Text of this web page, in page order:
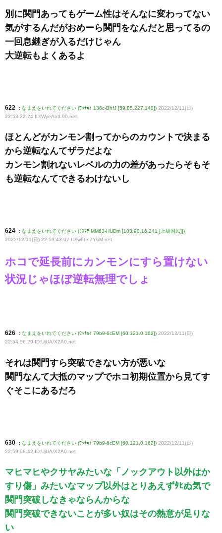
別に関門あってもゲーム性はそんなに変わってない
気がするんだがおめーら関門をなんだと思ってるの
一回息継ぎが入るだけじゃん
大逆転もよくあるよ
622 : なまえをいれてください (ﾜｯﾁｮｲ 136c-BhfJ [59.85.227.140]) 2022/12/11(日)
22:53:22.24 ID:WyeAotL90 .net
ほとんどがカンモン割ってからのカウントで決まる
から逆転なんてザラだよな
カンモン割れないレベルの力の差があったらそもそ
も逆転なんてできるわけないし
624 : なまえをいれてください (ｸｽﾏﾃ MM63-HUDm [103.90.16.241 [上級国民]])
2022/12/11(日) 22:53:43.07 ID:whteIZY6M .net
ホコで延長前にカンモンにすら置けない
状況じゃほぼ逆転無理でしょ
626 : なまえをいれてください (ﾜｯﾁｮｲ 79b9-6cEM [60.121.0.162]) 2022/12/11(日)
22:54:56.29 ID:UjUA/X2A0.net
それは関門すら突破できない方が悪いな
関門なんて大抵のマップでホコ初期位置から見てす
ぐそこにあるだろ
630 : なまえをいれてください (ﾜｯﾁｮｲ 79b9-6cEM [60.121.0.162]) 2022/12/11(日)
22:59:08.42 ID:UjUA/X2A0 .net
マヒマヒやクサヤみたいな「ノックアウト以外はか
すり傷」みたいなマップ以外はとりあえずﾀﾋぬ気で
関門突破しなきゃならんからな
関門突破できないことが多い奴はその熱意が足りな
い